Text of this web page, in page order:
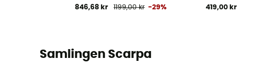
846,68 kr 1199,00 kr -29% 419,00 kr
Samlingen Scarpa